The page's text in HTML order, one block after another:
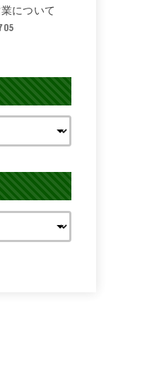
について